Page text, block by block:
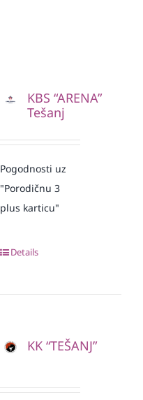
KBS “ARENA”
Tešanj
Pogodnosti uz
"Porodičnu 3
plus karticu"
Details
KK “TEŠANJ”